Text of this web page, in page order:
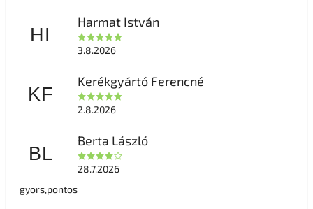
HI
Harmat István
3.8.2026
KF
Kerékgyártó Ferencné
2.8.2026
BL
Berta László
28.7.2026
gyors,pontos